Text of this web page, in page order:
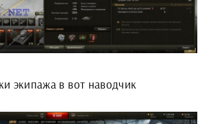
экипажа в вот наводчик